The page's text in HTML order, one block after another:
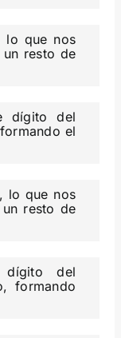
lo que nos
resto de
dígito del
el
, lo que nos
resto de
dígito del
formando